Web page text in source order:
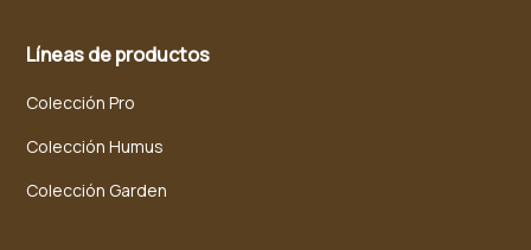
Líneas de productos
Colección Pro
Colección Humus
Colección Garden